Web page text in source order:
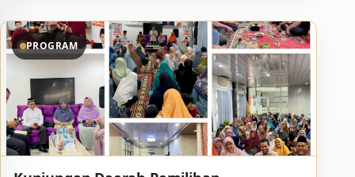
PROGRAM